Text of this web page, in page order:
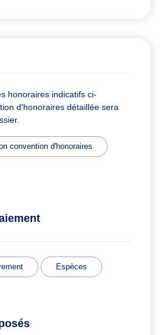
honoraires indicatifs ci-
d'honoraires détaillée sera
convention d'honoraires
Espèces